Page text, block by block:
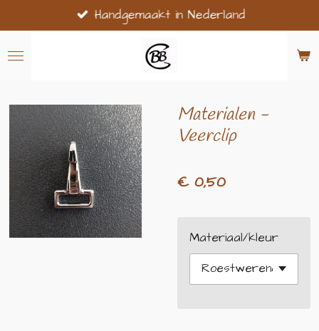
direct
naar
Handgemaakt in Nederland
Materialen -
Veerclip
€ 0,50
Materiaal/kleur